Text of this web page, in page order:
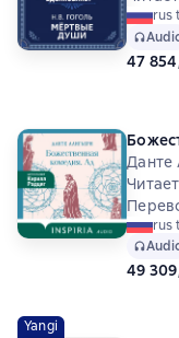
rus
47
Данте
rus
49
Yangi